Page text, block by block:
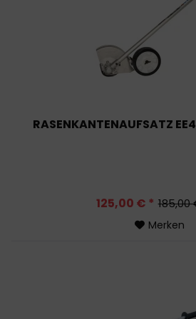
RASENKANTENAUFSATZ
185,00
125,00 € *
Merken